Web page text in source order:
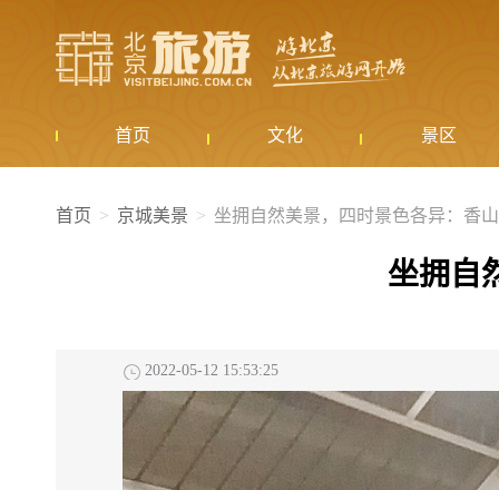
首页 文化 景区
首页 京城美景 坐拥自然美景，四时景色各异：香
坐拥自
2022-05-12 15:53:25